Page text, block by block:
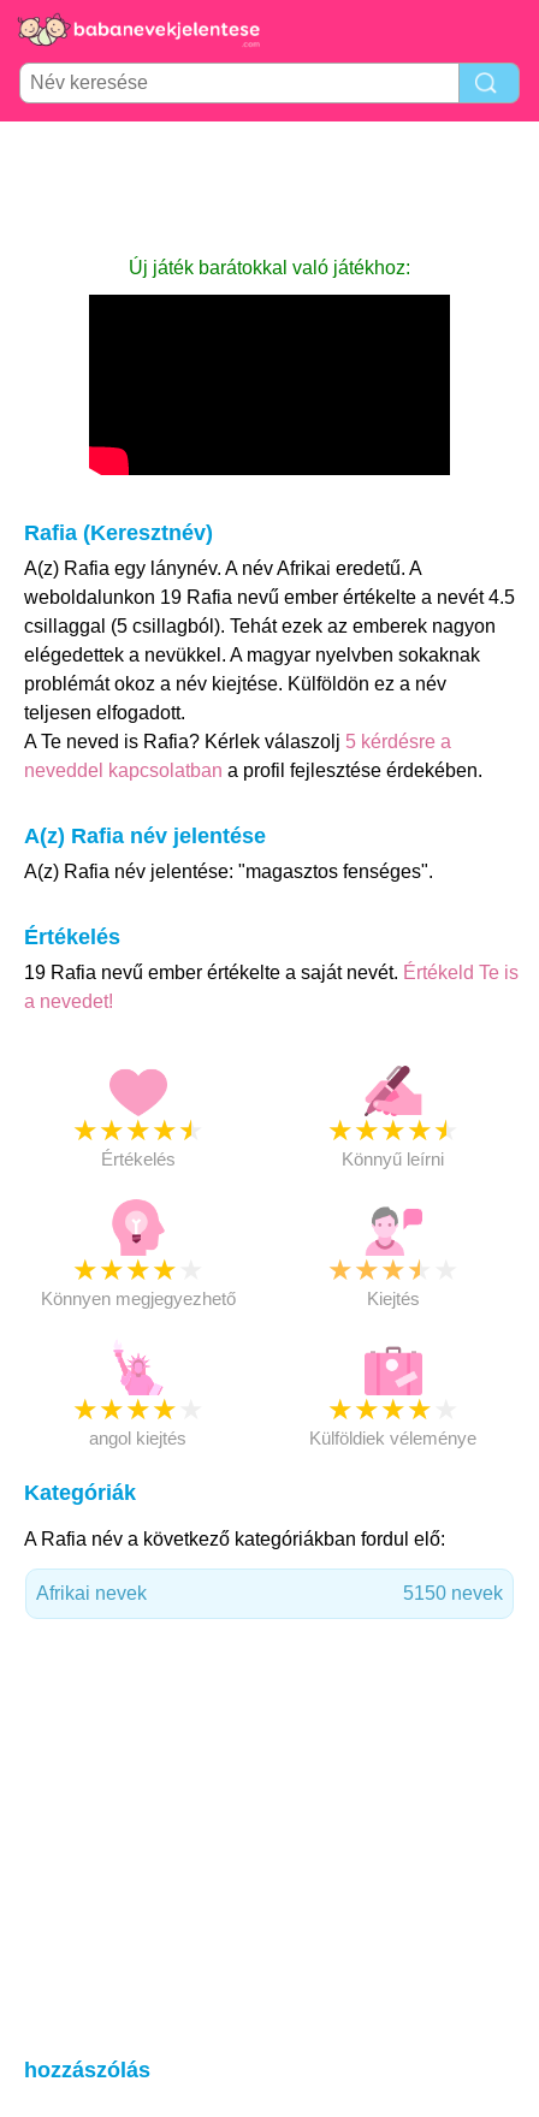
Új játék barátokkal való játékhoz:
Rafia (Keresztnév)
A(z) Rafia egy lánynév. A név Afrikai eredetű. A
weboldalunkon 19 Rafia nevű ember értékelte a nevét 4.5
csillaggal (5 csillagból). Tehát ezek az emberek nagyon
elégedettek a nevükkel. A magyar nyelvben sokaknak
problémát okoz a név kiejtése. Külföldön ez a név
teljesen elfogadott.
A Te neved is Rafia? Kérlek válaszolj 5 kérdésre a
neveddel kapcsolatban a profil fejlesztése érdekében.
A(z) Rafia név jelentése
A(z) Rafia név jelentése: "magasztos fenséges".
Értékelés
19 Rafia nevű ember értékelte a saját nevét. Értékeld Te is
a nevedet!
★★★★★
Értékelés
★★★★★
Könnyű leírni
★★★★
Könnyen megjegyezhető
★★★★
Kiejtés
★★★★
angol kiejtés
★★★★
Külföldiek véleménye
Kategóriák
A Rafia név a következő kategóriákban fordul elő:
Afrikai nevek 5150 nevek
hozzászólás